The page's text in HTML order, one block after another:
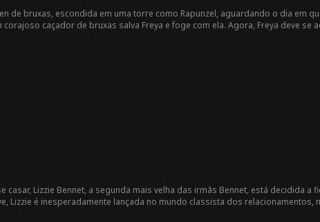
de bruxas, escondida em uma torre como Rapunzel, aguardando o dia em
caçador de bruxas salva Freya e foge com ela. Agora, Freya deve se
Lizzie Bennet, a segunda mais velha das irmãs Bennet, está decidida a
Lizzie é inesperadamente lançada no mundo classista dos relacionamentos,